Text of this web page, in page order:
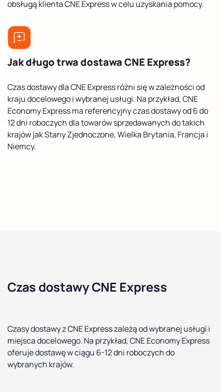
obsługą klienta CNE Express w celu uzyskania pomocy.
Jak długo trwa dostawa CNE Express?
Czas dostawy dla CNE Express różni się w zależności od
kraju docelowego i wybranej usługi. Na przykład, CNE
Economy Express ma referencyjny czas dostawy od 6 do
12 dni roboczych dla towarów sprzedawanych do takich
krajów jak Stany Zjednoczone, Wielka Brytania, Francja i
Niemcy.
Czas dostawy CNE Express
Czasy dostawy z CNE Express zależą od wybranej usługi i
miejsca docelowego. Na przykład, CNE Economy Express
oferuje dostawę w ciągu 6-12 dni roboczych do
wybranych krajów.